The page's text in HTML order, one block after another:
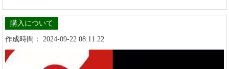
購入について
作成時間： 2024-09-22 08:11:22